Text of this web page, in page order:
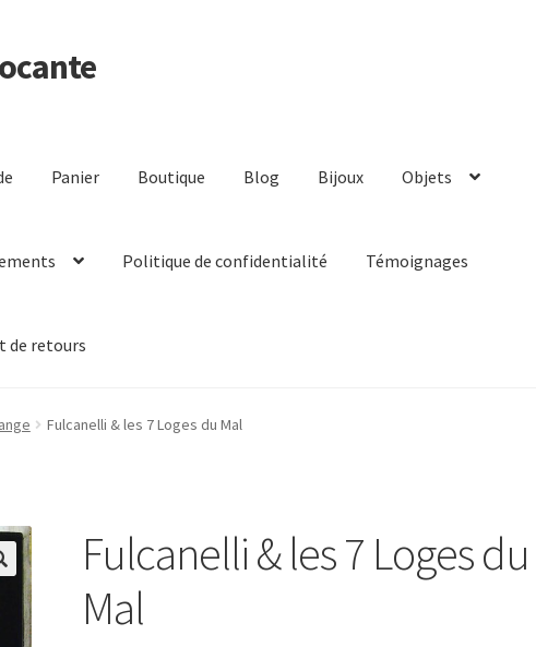
Panier Boutique Blog Bijoux Objets
Politique de confidentialité Témoignages
de retours
Fulcanelli & les 7 Loges du Mal
Fulcanelli & les 7 Loges du
Mal